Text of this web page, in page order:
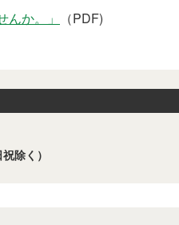
か。」 （PDF)
除く）